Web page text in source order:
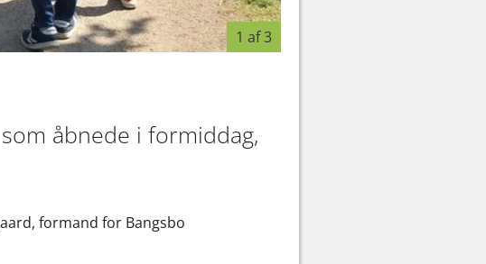
1 af 3
åbnede i formiddag,
formand for Bangsbo